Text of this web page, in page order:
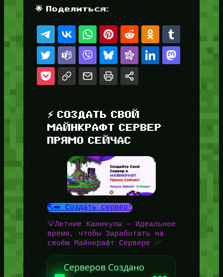
🌟 Поделиться:
⚡ СОЗДАТЬ СВОЙ
МАЙНКРАФТ СЕРВЕР
ПРЯМО СЕЙЧАС
⛏️➡️ Создать сервер!
💡Летние Каникулы — Идеальное
время, чтобы Заработать на
своём Майнкрафт Сервере ✅
Серверов Создано